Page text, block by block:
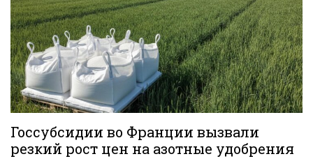
Госсубсидии во Франции вызвали
резкий рост цен на азотные удобрения